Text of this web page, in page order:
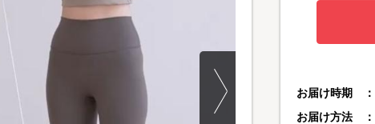
お届け時期 ：
お届け方法 ：